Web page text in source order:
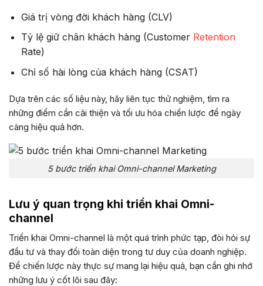
Giá trị vòng đời khách hàng (CLV)
Tỷ lệ giữ chân khách hàng (Customer Retention
Rate)
Chỉ số hài lòng của khách hàng (CSAT)
Dựa trên các số liệu này, hãy liên tục thử nghiệm, tìm ra
những điểm cần cải thiện và tối ưu hóa chiến lược để ngày
càng hiệu quả hơn.
5 bước triển khai Omni-channel Marketing
Lưu ý quan trọng khi triển khai Omni-
channel
Triển khai Omni-channel là một quá trình phức tạp, đòi hỏi sự
đầu tư và thay đổi toàn diện trong tư duy của doanh nghiệp.
Để chiến lược này thực sự mang lại hiệu quả, bạn cần ghi nhớ
những lưu ý cốt lõi sau đây: